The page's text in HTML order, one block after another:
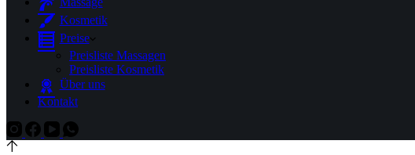
Kosmetik
Preise
Preisliste Massagen
Preisliste Kosmetik
Über uns
Kontakt